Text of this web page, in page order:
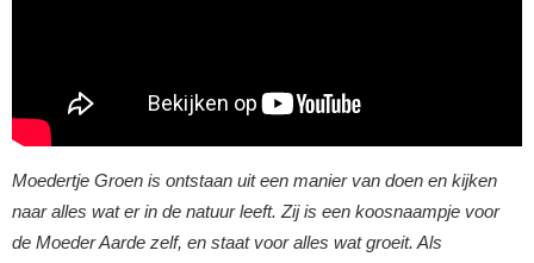
Moedertje Groen is ontstaan uit een manier van doen en kijken
naar alles wat er in de natuur leeft. Zij is een koosnaampje voor
de Moeder Aarde zelf, en staat voor alles wat groeit. Als